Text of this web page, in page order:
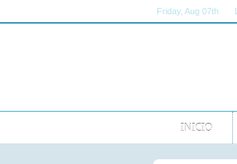
Friday , Aug 07th
INICIO